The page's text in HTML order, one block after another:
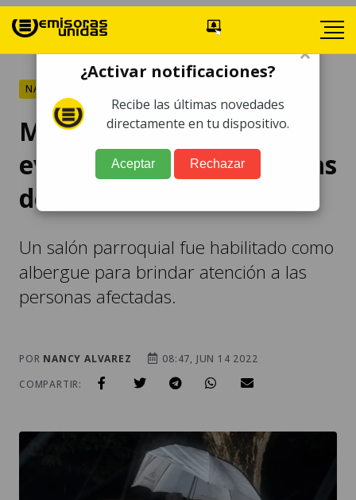
NACIONALES
Más de 500 personas
evacuadas en Jutiapa tras
desborde de ríos
Un salón parroquial fue habilitado como
albergue para brindar atención a las
personas afectadas.
POR NANCY ALVAREZ
08:47, JUN 14 2022
COMPARTIR:
×
¿Activar notificaciones?
Recibe las últimas novedades
directamente en tu dispositivo.
Aceptar Rechazar